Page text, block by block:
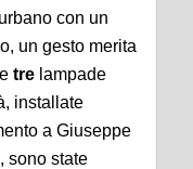
con un
un gesto merita
tre lampade
installate
a Giuseppe
sono state